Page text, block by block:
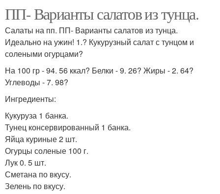
ПП- Варианты салатов из тунца.
Салаты на пп. ПП- Варианты салатов из тунца.
Идеально на ужин! 1.? Кукурузный салат с тунцом и
солеными огурцами?
На 100 гр - 94. 56 ккал? Белки - 9. 26? Жиры - 2. 64?
Углеводы - 7. 98?
Ингредиенты:
Кукуруза 1 банка.
Тунец консервированный 1 банка.
Яйца куриные 2 шт.
Огурцы соленые 100 г.
Лук 0. 5 шт.
Сметана по вкусу.
Зелень по вкусу.